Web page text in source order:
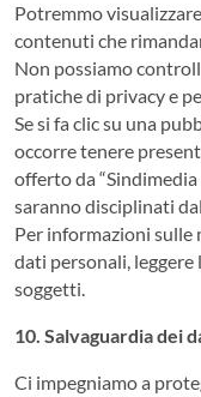
Potremmo
contenuti che
Non possiamo
pratiche di privacy e
Se si fa clic su una
occorre tenere
offerto da
saranno disciplinati
Per informazioni
dati personali,
soggetti.
10. Salvaguardia dei
Ci impegniamo a